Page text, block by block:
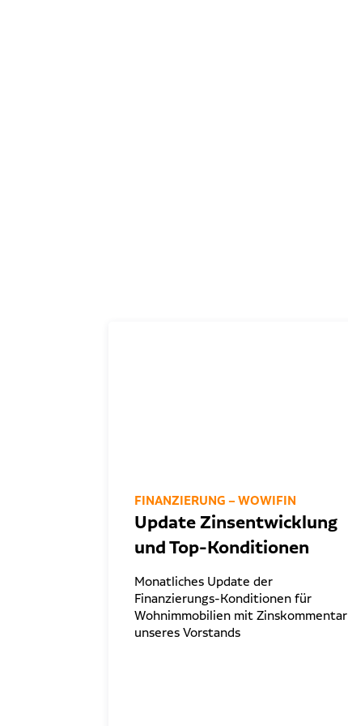
FINANZIERUNG – WOWIFIN
Update Zinsentwicklung
und Top-Konditionen
Monatliches Update der
Finanzierungs-Konditionen für
Wohnimmobilien mit Zinskommentar
unseres Vorstands